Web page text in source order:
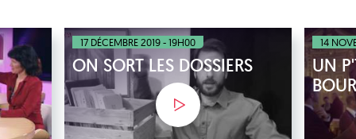
17 DÉCEMBRE 2019 - 19H00
ON SORT LES DOSSIERS
14
UN